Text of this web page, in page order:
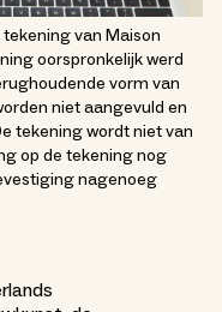
van Maison
oorspronkelijk werd
vorm van
niet aangevuld en
tekening wordt niet van
op de tekening nog
nagenoeg